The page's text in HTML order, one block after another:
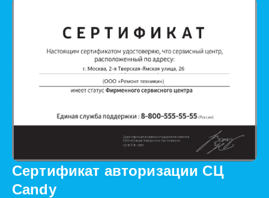
Сертификат авторизации СЦ
Candy